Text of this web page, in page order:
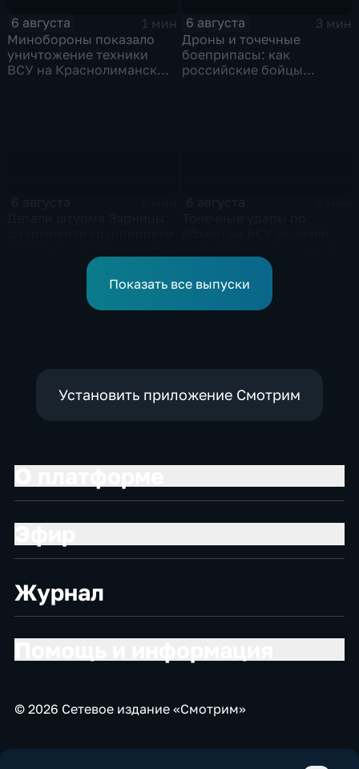
6 августа
1 мин
Минобороны показало
уничтожение техники
ВСУ на Краснолиманском
6 августа
3 мин
Дроны и точечные
боеприпасы: как
российские бойцы
в Запорожье
тревогу на Украине
Показать все выпуски
Установить приложение Смотрим
Журнал
© 2026 Сетевое издание «Смотрим»